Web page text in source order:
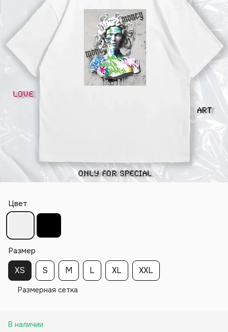
Цвет
Размер
XS S M L XL XXL
Размерная сетка
В наличии